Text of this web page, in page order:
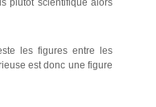
plutôt scientifique alors
les figures entre les
est donc une figure